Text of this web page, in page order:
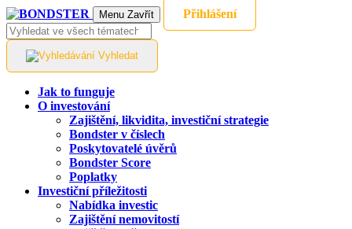
Menu Zavřít Přihlášení
Vyhledat
Jak to funguje
O investování
Zajištění, likvidita, investiční strategie
Bondster v číslech
Poskytovatelé úvěrů
Bondster Score
Poplatky
Investiční příležitosti
Nabídka investic
Zajištění nemovitostí